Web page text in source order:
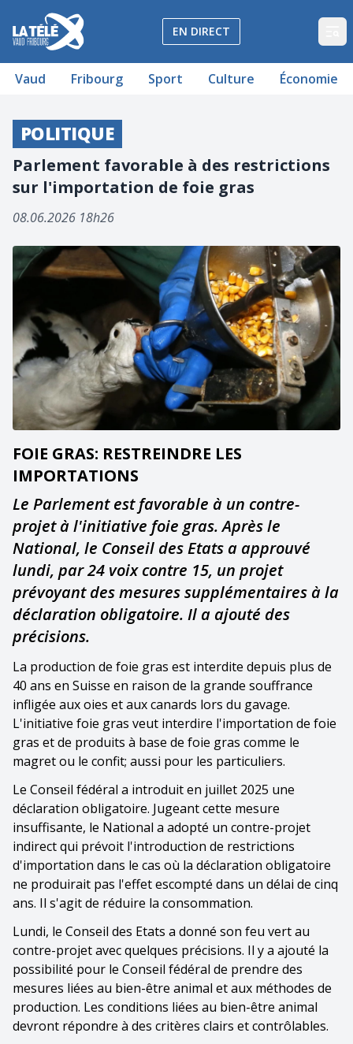
La Télé - Télévision régionale Vaud et Fribourg
EN DIRECT
Vaud Fribourg Sport Culture Économie
POLITIQUE
Parlement favorable à des restrictions
sur l'importation de foie gras
08.06.2026 18h26
FOIE GRAS: RESTREINDRE LES
IMPORTATIONS
Le Parlement est favorable à un contre-
projet à l'initiative foie gras. Après le
National, le Conseil des Etats a approuvé
lundi, par 24 voix contre 15, un projet
prévoyant des mesures supplémentaires à la
déclaration obligatoire. Il a ajouté des
précisions.
La production de foie gras est interdite depuis plus de
40 ans en Suisse en raison de la grande souffrance
infligée aux oies et aux canards lors du gavage.
L'initiative foie gras veut interdire l'importation de foie
gras et de produits à base de foie gras comme le
magret ou le confit; aussi pour les particuliers.
Le Conseil fédéral a introduit en juillet 2025 une
déclaration obligatoire. Jugeant cette mesure
insuffisante, le National a adopté un contre-projet
indirect qui prévoit l'introduction de restrictions
d'importation dans le cas où la déclaration obligatoire
ne produirait pas l'effet escompté dans un délai de cinq
ans. Il s'agit de réduire la consommation.
Lundi, le Conseil des Etats a donné son feu vert au
contre-projet avec quelques précisions. Il y a ajouté la
possibilité pour le Conseil fédéral de prendre des
mesures liées au bien-être animal et aux méthodes de
production. Les conditions liées au bien-être animal
devront répondre à des critères clairs et contrôlables.